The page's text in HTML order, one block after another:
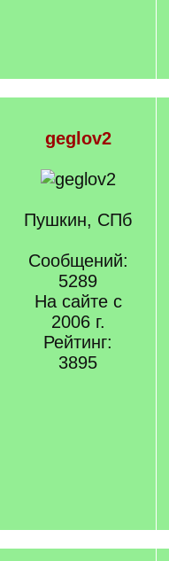
geglov2
Пушкин, СПб
Сообщений:
5289
На сайте с
2006 г.
Рейтинг:
3895